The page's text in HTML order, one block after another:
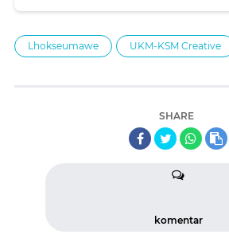
Lhokseumawe UKM-KSM Creative
SHARE
komentar